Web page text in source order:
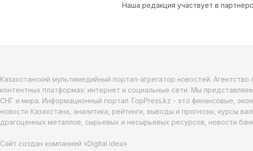
Наша редакция участвует в
Казахстанский мультимедийный портал-агрегатор новостей.
контентных платформах: интернет и социальные сети. Мы
СНГ и мира. Информационный портал TopPress.kz - это финансовые,
новости Казахстана, аналитика, рейтинги, выводы и прогнозы, курсы
драгоценных металлов, сырьевых и несырьевых ресурсов, новости
Сайт создан компанией «Digital idea»